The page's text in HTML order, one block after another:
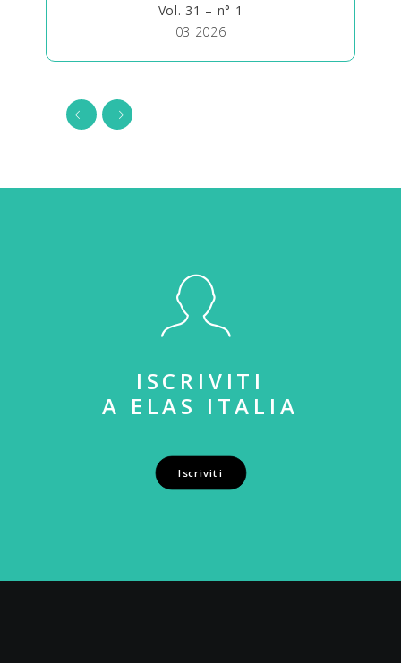
Vol. 31 – n° 1
03 2026
ISCRIVITI
A ELAS ITALIA
Iscriviti